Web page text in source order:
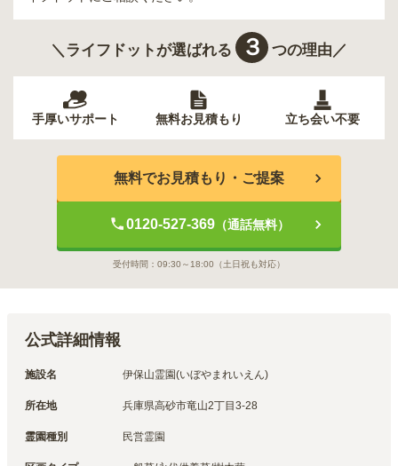
＼ライフドットが選ばれる ３ つの理由／
手厚いサポート 無料お見積もり 立ち会い不要
無料でお見積もり・ご提案
0120-527-369（通話無料）
受付時間： 09:30～18:00 （土日祝も対応）
公式詳細情報
施設名 伊保山霊園(いぼやまれいえん)
所在地 兵庫県高砂市竜山2丁目3-28
霊園種別 民営霊園